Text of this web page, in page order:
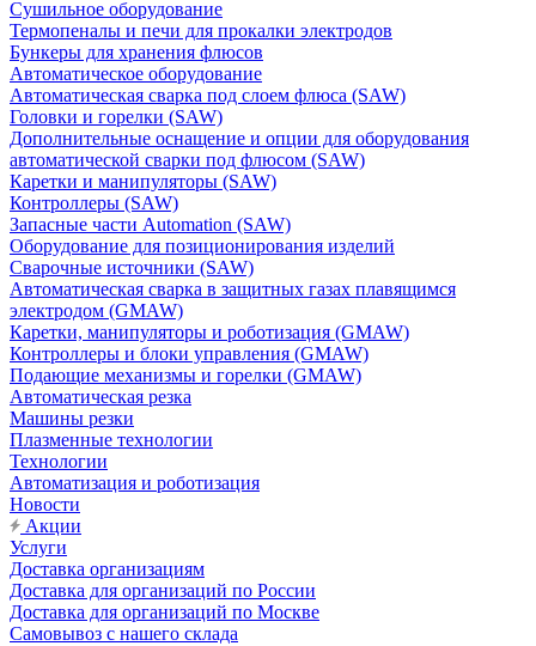
Сушильное оборудование
Термопеналы и печи для прокалки электродов
Бункеры для хранения флюсов
Автоматическое оборудование
Автоматическая сварка под слоем флюса (SAW)
Головки и горелки (SAW)
Дополнительные оснащение и опции для оборудования
автоматической сварки под флюсом (SAW)
Каретки и манипуляторы (SAW)
Контроллеры (SAW)
Запасные части Automation (SAW)
Оборудование для позиционирования изделий
Сварочные источники (SAW)
Автоматическая сварка в защитных газах плавящимся
электродом (GMAW)
Каретки, манипуляторы и роботизация (GMAW)
Контроллеры и блоки управления (GMAW)
Подающие механизмы и горелки (GMAW)
Автоматическая резка
Машины резки
Плазменные технологии
Технологии
Автоматизация и роботизация
Новости
Акции
Услуги
Доставка организациям
Доставка для организаций по России
Доставка для организаций по Москве
Самовывоз с нашего склада